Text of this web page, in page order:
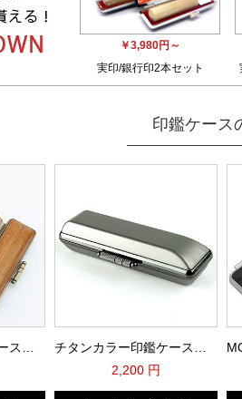
￥3,980円～
実印/銀行印2本セット
印鑑ケース
2,200 円